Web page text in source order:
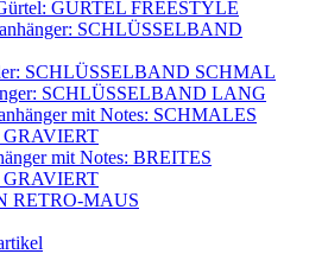
GÜRTEL FREESTYLE
SCHLÜSSELBAND
SCHLÜSSELBAND SCHMAL
SCHLÜSSELBAND LANG
mit Notes: SCHMALES
mit Notes: BREITES
RETRO-MAUS